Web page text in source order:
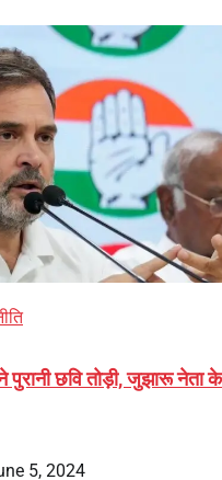
छवि तोड़ी, जुझारू नेता
5, 2024